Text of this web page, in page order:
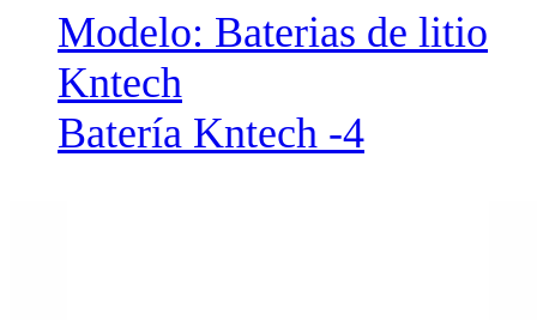
Modelo: Baterias de litio
Kntech
Batería Kntech -4